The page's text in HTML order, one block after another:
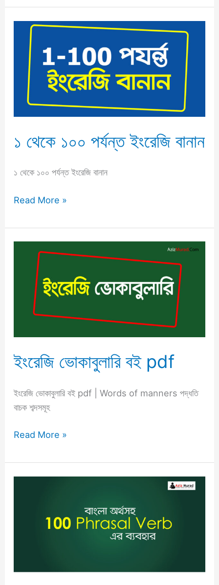
১ থেকে ১০০ পর্যন্ত ইংরেজি বানান
১ থেকে ১০০ পর্যন্ত ইংরেজি বানান
পর্যন্ত
ইংরেজি
বানান
Read More »
ইংরেজি ভোকাবুলারি বই pdf
ইংরেজি ভোকাবুলারি বই pdf | Words of manners পদ্ধতি
বাচক শব্দসমূহ
ভোকাবুলারি
Read More »